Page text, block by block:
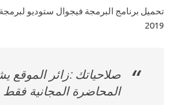
2019
صلاحياتك :زائر الموقع
المحاضرة المجانية فقط